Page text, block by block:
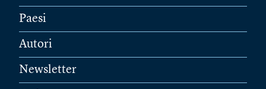
Paesi
Autori
Newsletter